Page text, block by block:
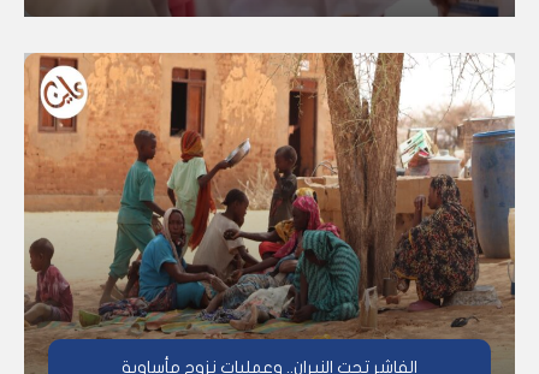
الفاشر تحت النيران.. وعمليات نزوح مأساوية